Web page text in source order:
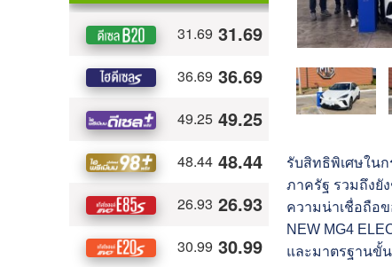
รับสิทธิพิเศษใน
ภาครัฐ รวมถึงยั
ความน่าเชื่อถือ
NEW MG4
และมาตรฐานขั้